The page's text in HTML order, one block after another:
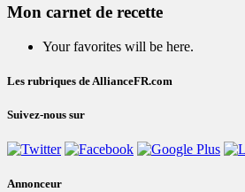
Mon carnet de recette
Your favorites will be here.
Les rubriques de AllianceFR.com
Suivez-nous sur
Annonceur